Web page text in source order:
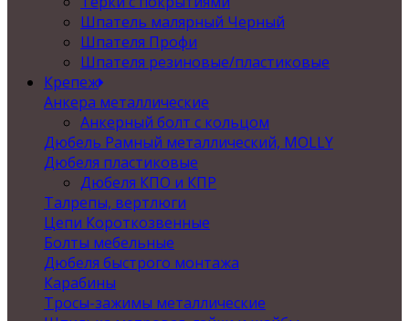
Шпатель малярный Черный
Шпателя Профи
Шпателя резиновые/пластиковые
Крепеж
Анкера металлические
Анкерный болт с кольцом
Дюбель Рамный металлический, MOLLY
Дюбеля пластиковые
Дюбеля КПО и КПР
Талрепы, вертлюги
Цепи Короткозвенные
Болты мебельные
Дюбеля быстрого монтажа
Карабины
Тросы-зажимы металлические